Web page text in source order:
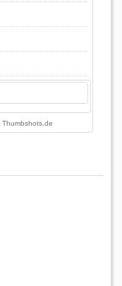
Thumbshots.de